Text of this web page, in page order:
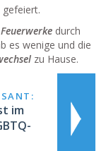
Feuerwerke durch
es wenige und die
zu Hause.
im